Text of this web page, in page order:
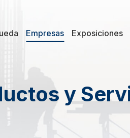
Empresas Exposiciones
y